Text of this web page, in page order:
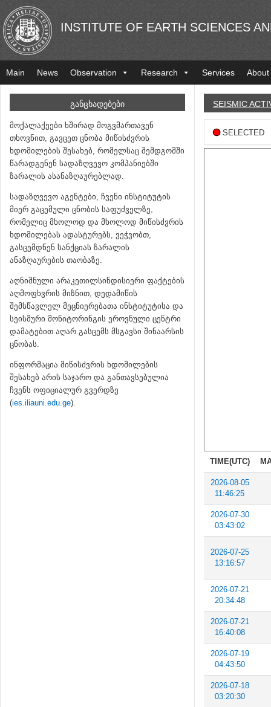
INSTITUTE OF EARTH SCIENCES
Main News Observation Research Services About
ᲒᲐᲜᲪᲮᲐᲓᲔᲑᲔᲑᲘ
მოქალაქეები ხშირად მოგვმართავენ
თხოვნით, გავცეთ ცნობა მიწისძვრის
ხდომილების შესახებ, რომელსაც შემდგომში
წარადგენენ სადაზღვევო კომპანიებში
ზარალის ასანაზღაურებლად.
სადაზღვევო აგენტები, ჩვენი ინსტიტუტის
მიერ გაცემული ცნობის საფუძველზე,
რომელიც მხოლოდ და მხოლოდ მიწისძვრის
ხდომილებას ადასტურებს, ვეჭვობთ,
გასცემდნენ სანქციას ზარალის
ანაზღაურების თაობაზე.
აღნიშნული არაკეთილსინდისიერი ფაქტების
აღმოფხვრის მიზნით, დედამიწის
შემსწავლელ მეცნიერებათა ინსტიტუტისა და
სეისმური მონიტორინგის ეროვნული ცენტრი
დამატებით აღარ გასცემს მსგავსი შინაარსის
ცნობას.
ინფორმაცია მიწისძვრის ხდომილების
შესახებ არის საჯარო და განთავსებულია
ჩვენს ოფიციალურ გვერდზე
(ies.iliauni.edu.ge).
SEISMIC
SELECTED
TIME(UTC)
2026-08-05
11:46:25
2026-07-30
03:43:02
2026-07-25
13:16:57
2026-07-21
20:34:48
2026-07-21
16:40:08
2026-07-19
04:43:50
2026-07-18
03:20:30